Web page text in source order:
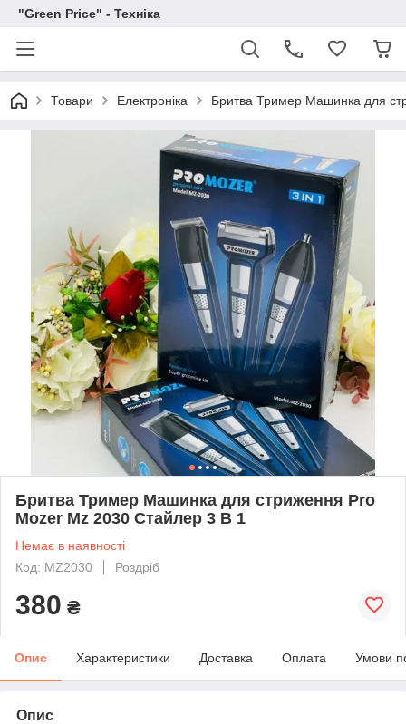
"Green Price" - Техніка
Товари Електроніка Бритва Тример Машинка для
Бритва Тример Машинка для стриження Pro
Mozer Mz 2030 Стайлер 3 В 1
Немає в наявності
Код: MZ2030
Роздріб
380 ₴
Опис Характеристики Доставка Оплата Умови
Опис